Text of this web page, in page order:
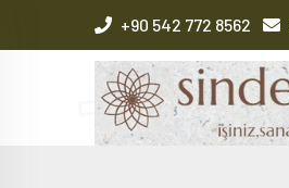
+90 542 772 8562